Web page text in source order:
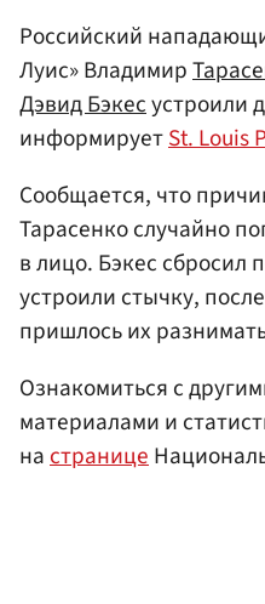
Российский
Луис» Владимир
Дэвид Бэкесустроили
информируетSt. Louis
Сообщается, что
Тарасенко случайно
в лицо. Бэкес сбросил
устроили стычку,
пришлось их
Ознакомиться с
материалами и
настранице